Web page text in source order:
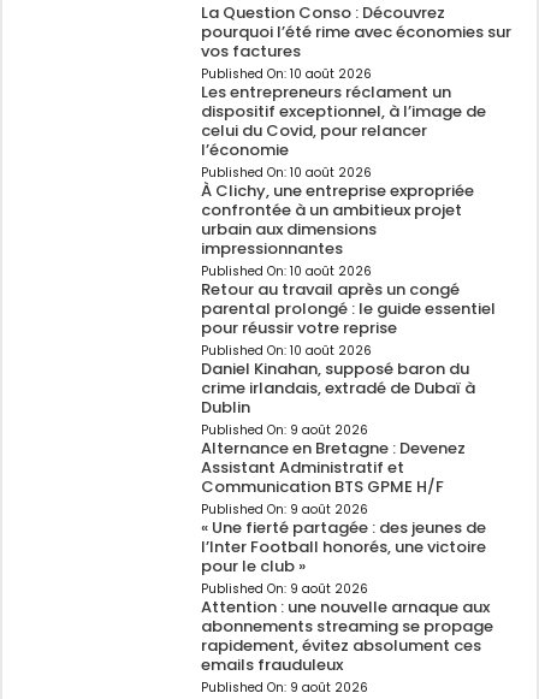
La Question Conso : Découvrez
pourquoi l’été rime avec économies sur
vos factures
Published On: 10 août 2026
Les entrepreneurs réclament un
dispositif exceptionnel, à l’image de
celui du Covid, pour relancer
l’économie
Published On: 10 août 2026
À Clichy, une entreprise expropriée
confrontée à un ambitieux projet
urbain aux dimensions
impressionnantes
Published On: 10 août 2026
Retour au travail après un congé
parental prolongé : le guide essentiel
pour réussir votre reprise
Published On: 10 août 2026
Daniel Kinahan, supposé baron du
crime irlandais, extradé de Dubaï à
Dublin
Published On: 9 août 2026
Alternance en Bretagne : Devenez
Assistant Administratif et
Communication BTS GPME H/F
Published On: 9 août 2026
« Une fierté partagée : des jeunes de
l’Inter Football honorés, une victoire
pour le club »
Published On: 9 août 2026
Attention : une nouvelle arnaque aux
abonnements streaming se propage
rapidement, évitez absolument ces
emails frauduleux
Published On: 9 août 2026